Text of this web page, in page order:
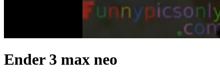
Ender 3 max neo